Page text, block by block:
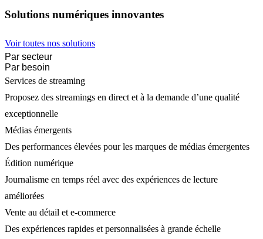
Solutions numériques innovantes
Voir toutes nos solutions
Par secteur
Par besoin
Services de streaming
Proposez des streamings en direct et à la demande d’une qualité
exceptionnelle
Médias émergents
Des performances élevées pour les marques de médias émergentes
Édition numérique
Journalisme en temps réel avec des expériences de lecture
améliorées
Vente au détail et e-commerce
Des expériences rapides et personnalisées à grande échelle